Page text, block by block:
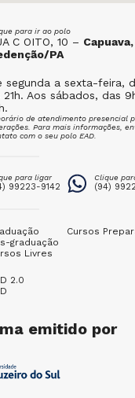
para ir ao polo
C OITO, 10 – Capuava,
PA
segunda a sexta-feira,
21h. Aos sábados, das
de atendimento presencial
Para mais informações,
com o seu polo EAD.
para ligar
99223-9142
Clique
(94)
graduação
Livres
Cursos
2.0
emitido por